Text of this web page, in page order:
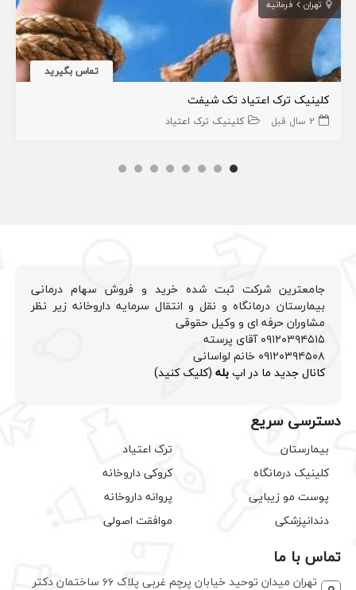
تهران فرمانیه
تماس بگیرید
کلینیک ترک اعتیاد تک شیفت
2 سال قبل کلینیک ترک اعتیاد
جامعترین شرکت ثبت شده خرید و فروش سهام درمانی
بیمارستان درمانگاه و نقل و انتقال سرمایه داروخانه زیر نظر
مشاوران حرفه ای و وکیل حقوقی
۰۹۱۲۰۳۹۴۵۱۵ آقای پرسته
۰۹۱۲۰۳۹۴۵۰۸ خانم لواسانی
کانال جدید ما در اپبله (کلیک کنید)
دسترسی سریع
بیمارستان
کلینیک درمانگاه
پوست مو زیبایی
دندانپزشکی
ترک اعتیاد
کروکی داروخانه
پروانه داروخانه
موافقت اصولی
تماس با ما
تهران میدان توحید خیابان پرچم غربی پلاک ۶۶ ساختمان دکتر